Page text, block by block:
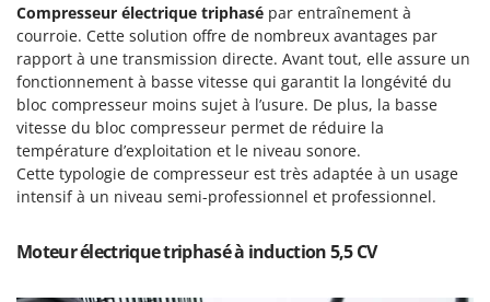
Herses Rotatives
L
Lames à neige
Lames niveleuses pour tracteur
Lave-vitres
Lieuses électriques pour vignes
M
Machines à pâtes
Energy Gruppi
Enotecnica Pillan
Eschenfelder
EuroMech
Eurosystems
F
Fama Industrie
Compresseur électrique triphasé par entraînement à
courroie. Cette solution offre de nombreux avantages par
rapport à une transmission directe. Avant tout, elle assure un
fonctionnement à basse vitesse qui garantit la longévité du
bloc compresseur moins sujet à l’usure. De plus, la basse
vitesse du bloc compresseur permet de réduire la
température d’exploitation et le niveau sonore.
Cette typologie de compresseur est très adaptée à un usage
intensif à un niveau semi-professionnel et professionnel.
Moteur électrique triphasé à induction 5,5 CV